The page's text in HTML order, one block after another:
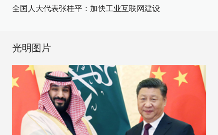
全国人大代表张桂平：加快工业互联网建设
光明图片